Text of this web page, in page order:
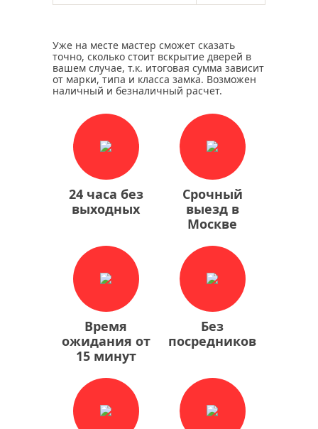
Уже на месте мастер сможет сказать
точно, сколько стоит вскрытие дверей в
вашем случае, т.к. итоговая сумма зависит
от марки, типа и класса замка. Возможен
наличный и безналичный расчет.
24 часа без
выходных
Срочный
выезд в
Москве
Время
ожидания от
15 минут
Без
посредников